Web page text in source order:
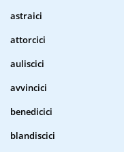
astraici
attorcici
auliscici
avvincici
benedicici
blandiscici